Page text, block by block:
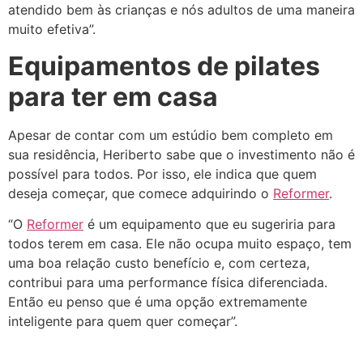
atendido bem às crianças e nós adultos de uma maneira
muito efetiva”.
Equipamentos de pilates
para ter em casa
Apesar de contar com um estúdio bem completo em
sua residência, Heriberto sabe que o investimento não é
possível para todos. Por isso, ele indica que quem
deseja começar, que comece adquirindo o Reformer.
“O Reformer é um equipamento que eu sugeriria para
todos terem em casa. Ele não ocupa muito espaço, tem
uma boa relação custo benefício e, com certeza,
contribui para uma performance física diferenciada.
Então eu penso que é uma opção extremamente
inteligente para quem quer começar”.